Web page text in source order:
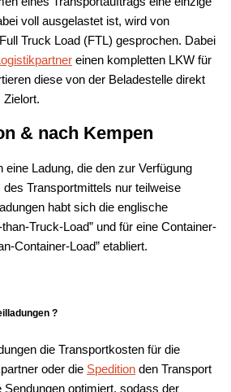
voll ausgelastet ist, wird von
Truck Load (FTL) gesprochen. Dabei
einen kompletten LKW für
diese von der Beladestelle direkt
Zielort.
& nach Kempen
eine Ladung, die den zur Verfügung
Transportmittels nur teilweise
habt sich die englische
Truck-Load” und für eine Container-
Container-Load” etabliert.
?
die Transportkosten für die
oder die Spedition den Transport
optimiert, sodass der